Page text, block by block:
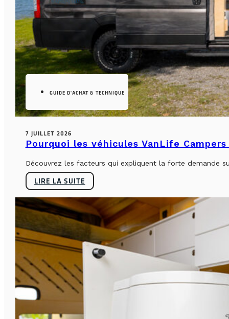
GUIDE D'ACHAT & TECHNIQUE
7 JUILLET 2026
Pourquoi les véhicules VanLife
Découvrez les facteurs qui expliquent la forte demande
LIRE LA SUITE